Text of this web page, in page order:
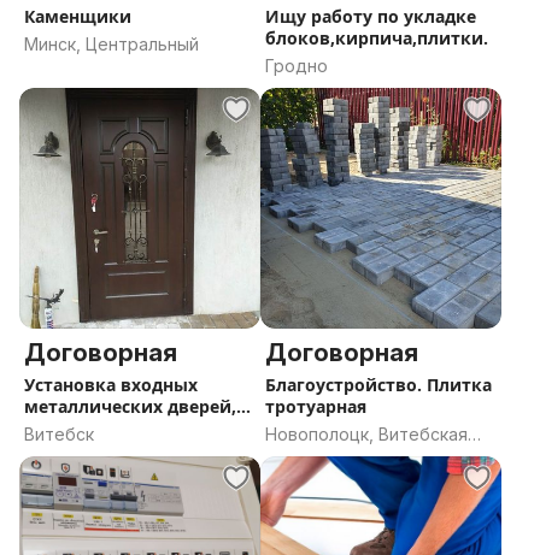
Каменщики
Минск, Центральный
Ищу работу по укладке
блоков,кирпича,плитки.
Гродно
Договорная
Установка входных
металлических дверей,
ремонт зам
Витебск
Договорная
Благоустройство. Плитка
тротуарная
Новополоцк, Витебская
область